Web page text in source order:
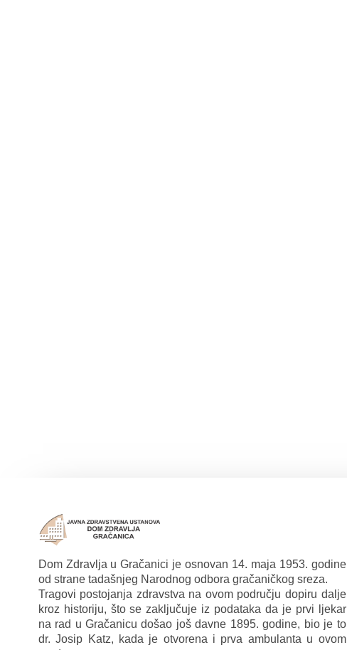
Dom Zdravlja u Gračanici je osnovan 14. maja 1953. godine
od strane tadašnjeg Narodnog odbora gračaničkog sreza.
Tragovi postojanja zdravstva na ovom području dopiru dalje
kroz historiju, što se zaključuje iz podataka da je prvi ljekar
na rad u Gračanicu došao još davne 1895. godine, bio je to
dr. Josip Katz, kada je otvorena i prva ambulanta u ovom